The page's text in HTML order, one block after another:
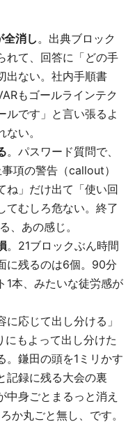
消し 。出典ブロック
れて、回答に「どの手
出ない。社内手順書
もゴールラインテク
ルです」と言い張るよ
い。
。パスワード質問で、
項の警告（callout）
ね」だけ出て「使い回
てむしろ危ない。終了
、あの感じ。
。21ブロックぶん時間
に残るのは6個。90分
1本、みたいな徒労感が
に応じて出し分ける」
もよって出し分けた
。鎌田の頭を1ミリかす
記録に残る大会の裏
中身ごとまるっと消え
か丸ごと無し、です。